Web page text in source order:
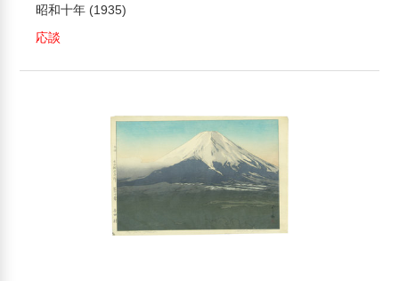
昭和十年 (1935)
応談